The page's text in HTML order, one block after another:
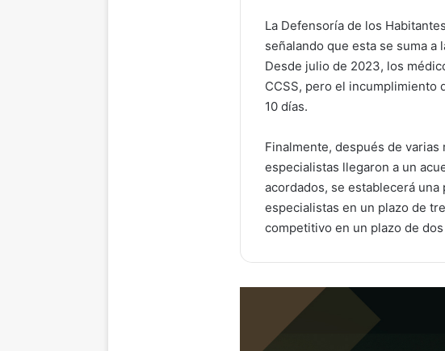
La Defensoría de los
señalando que esta se suma
Desde julio de 2023, los
CCSS, pero el incumplimiento
10 días.
Finalmente, después de
especialistas llegaron a un
acordados, se establecerá
especialistas en un plazo de
competitivo en un plazo de